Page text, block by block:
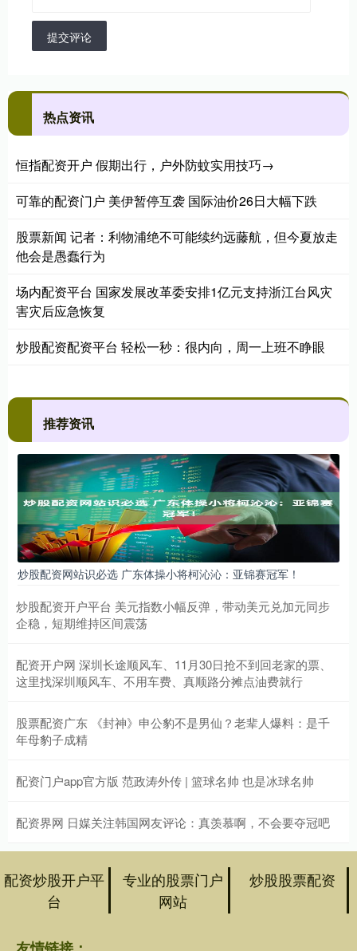
提交评论
热点资讯
恒指配资开户 假期出行，户外防蚊实用技巧→
可靠的配资门户 美伊暂停互袭 国际油价26日大幅下跌
股票新闻 记者：利物浦绝不可能续约远藤航，但今夏放走
他会是愚蠢行为
场内配资平台 国家发展改革委安排1亿元支持浙江台风灾
害灾后应急恢复
炒股配资配资平台 轻松一秒：很内向，周一上班不睁眼
推荐资讯
炒股配资网站识必选 广东体操小将柯沁沁：亚锦赛冠军！
炒股配资开户平台 美元指数小幅反弹，带动美元兑加元同步
企稳，短期维持区间震荡
配资开户网 深圳长途顺风车、11月30日抢不到回老家的票、
这里找深圳顺风车、不用车费、真顺路分摊点油费就行
股票配资广东 《封神》申公豹不是男仙？老辈人爆料：是千
年母豹子成精
配资门户app官方版 范政涛外传 | 篮球名帅 也是冰球名帅
配资界网 日媒关注韩国网友评论：真羡慕啊，不会要夺冠吧
配资炒股开户平
台
专业的股票门户
网站
炒股股票配资